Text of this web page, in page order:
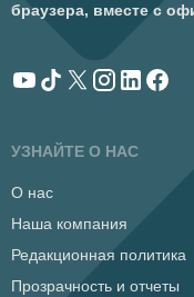
браузера, вместе с
УЗНАЙТЕ О НАС
О нас
Наша компания
Редакционная политика
Прозрачность и отчеты